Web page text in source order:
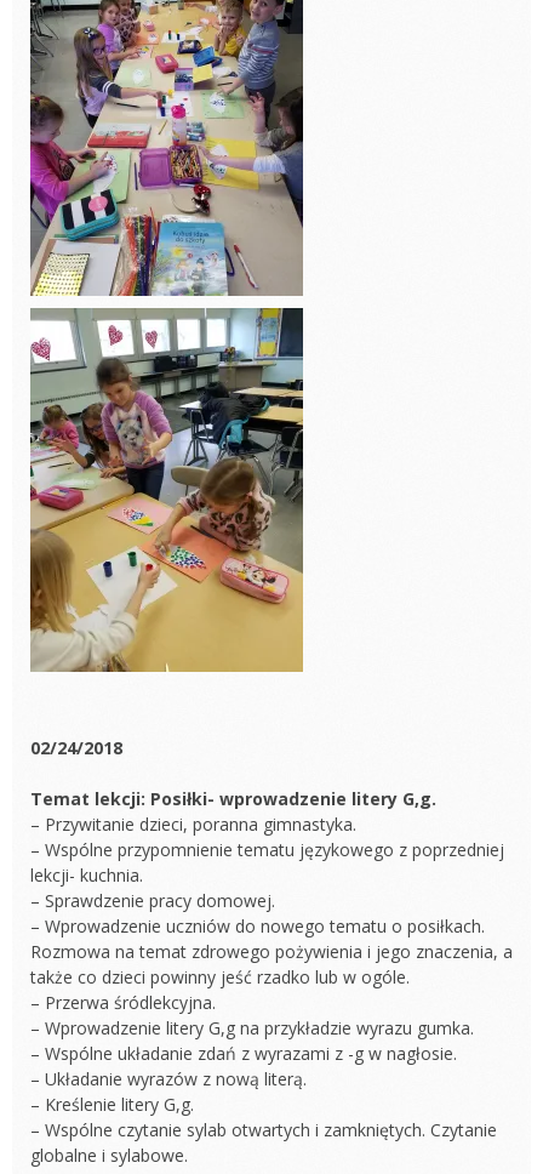
02/24/2018
Temat lekcji: Posiłki- wprowadzenie litery G,g.
– Przywitanie dzieci, poranna gimnastyka.
– Wspólne przypomnienie tematu językowego z poprzedniej
lekcji- kuchnia.
– Sprawdzenie pracy domowej.
– Wprowadzenie uczniów do nowego tematu o posiłkach.
Rozmowa na temat zdrowego pożywienia i jego znaczenia, a
także co dzieci powinny jeść rzadko lub w ogóle.
– Przerwa śródlekcyjna.
– Wprowadzenie litery G,g na przykładzie wyrazu gumka.
– Wspólne układanie zdań z wyrazami z -g w nagłosie.
– Układanie wyrazów z nową literą.
– Kreślenie litery G,g.
– Wspólne czytanie sylab otwartych i zamkniętych. Czytanie
globalne i sylabowe.